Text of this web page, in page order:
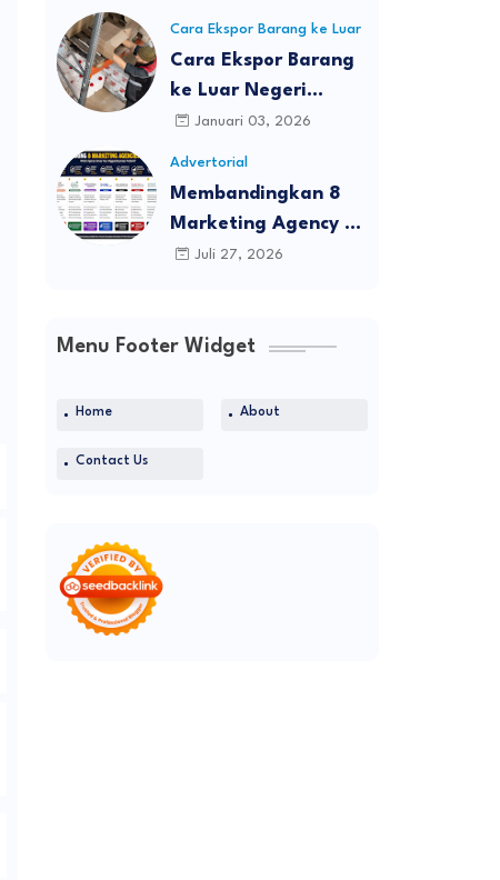
Cara Ekspor Barang ke Luar
Negeri
Cara Ekspor Barang
ke Luar Negeri
Tanpa Perusahaan:
Legal, dan Realistis
untuk Individu &
Januari 03, 2026
Advertorial
Membandingkan 8
Marketing Agency di
Bali: Agency Mana
Tantangan Terbesar
Juli 27, 2026
Menu Footer Widget
Home About
Contact Us